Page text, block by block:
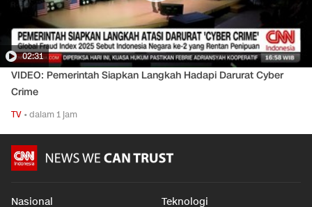
02:31
VIDEO: Pemerintah Siapkan Langkah Hadapi Darurat Cyber
Crime
TV •dalam 1 jam
Nasional Teknologi